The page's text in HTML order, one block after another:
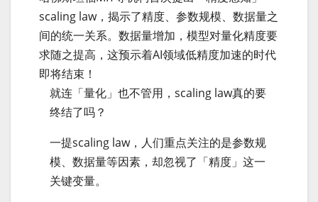
scaling law，揭示了精度、参数规模、数据量之
间的统一关系。数据量增加，模型对量化精度要
求随之提高，这预示着AI领域低精度加速的时代
即将结束！
就连「量化」也不管用，scaling law真的要
终结了吗？
一提scaling law，人们重点关注的是参数规
模、数据量等因素，却忽视了「精度」这一
关键变量。